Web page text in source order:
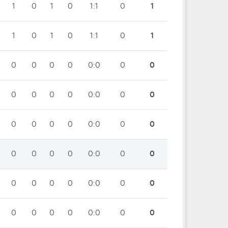
1 0 1 0 1:1 0 1
1 0 1 0 1:1 0 1
0 0 0 0 0:0 0 0
0 0 0 0 0:0 0 0
0 0 0 0 0:0 0 0
0 0 0 0 0:0 0 0
0 0 0 0 0:0 0 0
0 0 0 0 0:0 0 0